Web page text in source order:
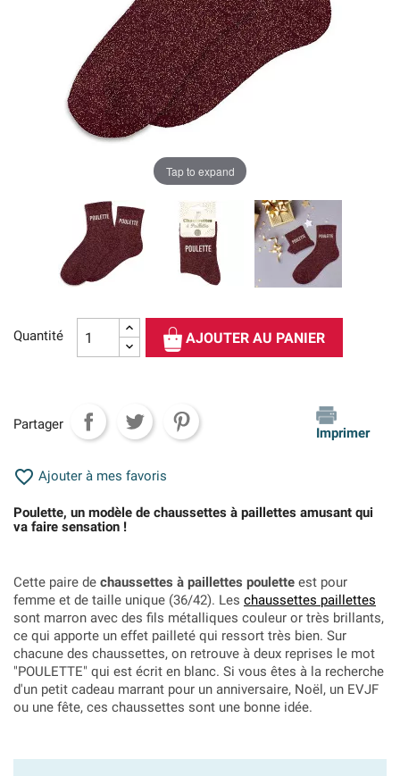
Tap to expand
Quantité AJOUTER AU PANIER
Partager
Imprimer
 Ajouter à mes favoris
Poulette, un modèle de chaussettes à paillettes amusant qui
va faire sensation !
Cette paire de chaussettes à paillettes poulette est pour
femme et de taille unique (36/42). Les chaussettes paillettes
sont marron avec des fils métalliques couleur or très brillants,
ce qui apporte un effet pailleté qui ressort très bien. Sur
chacune des chaussettes, on retrouve à deux reprises le mot
"POULETTE" qui est écrit en blanc. Si vous êtes à la recherche
d'un petit cadeau marrant pour un anniversaire, Noël, un EVJF
ou une fête, ces chaussettes sont une bonne idée.